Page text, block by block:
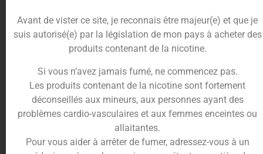
la fois fruitée et subtilement florale, rappelle
instantanément la gourmandise des célèbres
recettes malaisiennes qui ont marqué l’histoire de
la vape, tout en offrant une fluidité exemplaire au
Désormais produit sous la bannière françaiseVape
Sauce, cette recette succède dignement à
l’ancienne formule Cloud Niners en conservant les
ingrédients qui ont fait sa renommée. Son ratio en
50/50 PG/VGassure une compatibilité maximale
Avant de vister ce site, je reconnais être majeur(e) et que je
suis autorisé(e) par la législation de mon pays à acheter des
produits contenant de la nicotine.
Si vous n’avez jamais fumé, ne commencez pas.
Les produits contenant de la nicotine sont fortement
déconseillés aux mineurs, aux personnes ayant des
problèmes cardio-vasculaires et aux femmes enceintes ou
allaitantes.
Pour vous aider à arrêter de fumer, adressez-vous à un